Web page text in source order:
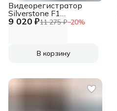
9 020 ₽11 275 ₽−20%
Видеорегистратор
Silverstone F1
CityScanner черный
В корзину